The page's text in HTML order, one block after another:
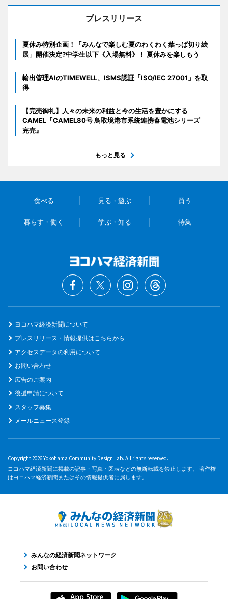
プレスリリース
夏休み特別企画！「みんなで楽しむ夏のわくわく葉っぱ切り絵
展」開催決定?中学生以下《入場無料》！ 夏休みを楽しもう
輸出管理AIのTIMEWELL、ISMS認証「ISO/IEC 27001」を取
得
【完売御礼】人々の未来の利益と今の生活を豊かにする
CAMEL『CAMEL80号 鳥取境港市系統連携蓄電池シリーズ
完売』
もっと見る
食べる 見る・遊ぶ 買う
暮らす・働く 学ぶ・知る 特集
ヨコハマ経済新聞について
プレスリリース・情報提供はこちらから
アクセスデータの利用について
お問い合わせ
広告のご案内
後援申請について
スタッフ募集
メールニュース登録
Copyright 2026 Yokohama Community Design Lab. All rights reserved.
ヨコハマ経済新聞に掲載の記事・写真・図表などの無断転載を禁止します。 著作権
はヨコハマ経済新聞またはその情報提供者に属します。
みんなの経済新聞ネットワーク
お問い合わせ